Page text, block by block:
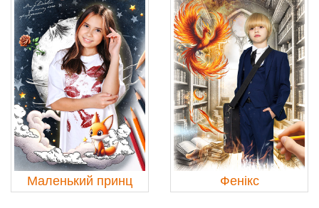
Маленький принц Фенікс